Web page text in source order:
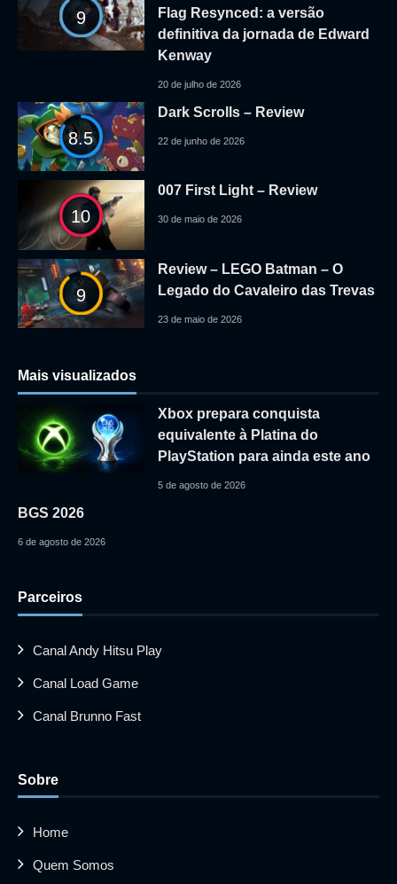
9
Flag Resynced: a versão
definitiva da jornada de Edward
Kenway
20 de julho de 2026
8.5
Dark Scrolls – Review
22 de junho de 2026
10
007 First Light – Review
30 de maio de 2026
9
Review – LEGO Batman – O
Legado do Cavaleiro das Trevas
23 de maio de 2026
Mais visualizados
Xbox prepara conquista
equivalente à Platina do
PlayStation para ainda este ano
5 de agosto de 2026
BGS 2026
6 de agosto de 2026
Parceiros
Canal Andy Hitsu Play
Canal Load Game
Canal Brunno Fast
Sobre
Home
Quem Somos